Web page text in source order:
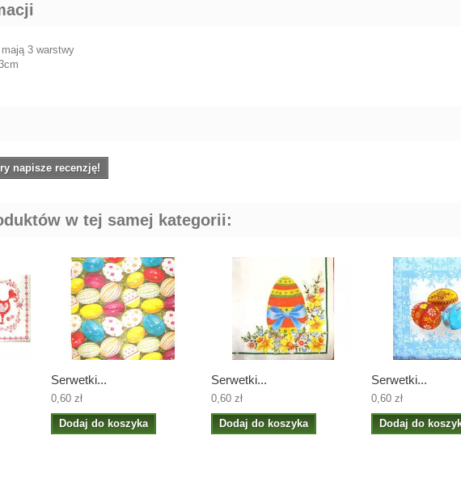
3 warstwy
napisze recenzję!
w tej samej kategorii:
Serwetki...
0,60 zł
Dodaj do koszyka
Serwetki...
0,60 zł
Dodaj do koszyka
Serwetki...
0,60 zł
Dodaj do